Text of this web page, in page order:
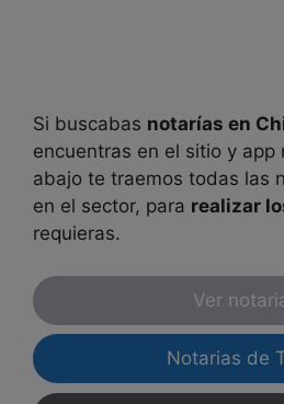
Si buscabas notarías en
encuentras en el sitio y app
abajo te traemos todas las
en el sector, para realizar
requieras.
Ver
Notarias de